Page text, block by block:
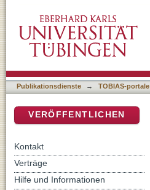
Publikationsdienste → TOBIAS-portale
VERÖFFENTLICHEN
Kontakt
Verträge
Hilfe und Informationen